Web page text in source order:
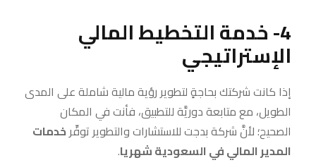
4- خدمة التخطيط المالي
الإستراتيجي
إذا كانت شركتك بحاجةٍ لتطوير رؤية مالية شاملة على المدى
الطويل، مع متابعة دوريَّة للتطبيق، فأنت في المكان
الصحيح؛ لأنَّ شركة بدجت للاستشارات والتطوير توفِّر خدمات
المدير المالي في السعودية شهريا.